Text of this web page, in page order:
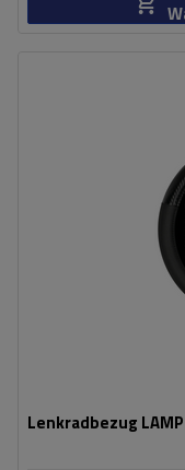
Lenkradbezug LAMP